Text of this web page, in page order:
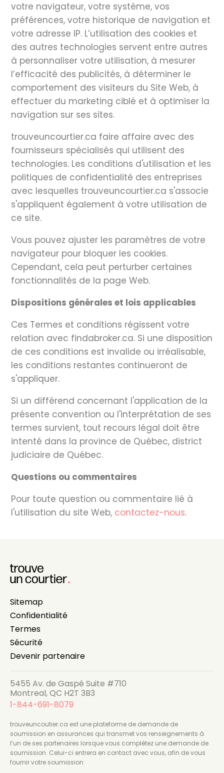
votre navigateur, votre système, vos
préférences, votre historique de navigation et
votre adresse IP. L’utilisation des cookies et
des autres technologies servent entre autres
à personnaliser votre utilisation, à mesurer
l’efficacité des publicités, à déterminer le
comportement des visiteurs du Site Web, à
effectuer du marketing ciblé et à optimiser la
navigation sur ses sites.
trouveuncourtier.ca faire affaire avec des
fournisseurs spécialisés qui utilisent des
technologies. Les conditions d'utilisation et les
politiques de confidentialité des entreprises
avec lesquelles trouveuncourtier.ca s'associe
s'appliquent également à votre utilisation de
ce site.
Vous pouvez ajuster les paramètres de votre
navigateur pour bloquer les cookies.
Cependant, cela peut perturber certaines
fonctionnalités de la page Web.
Dispositions générales et lois applicables
Ces Termes et conditions régissent votre
relation avec findabroker.ca. Si une disposition
de ces conditions est invalide ou irréalisable,
les conditions restantes continueront de
s'appliquer.
Si un différend concernant l'application de la
présente convention ou l'interprétation de ses
termes survient, tout recours légal doit être
intenté dans la province de Québec, district
judiciaire de Québec.
Questions ou commentaires
Pour toute question ou commentaire lié à
l'utilisation du site Web, contactez-nous.
Sitemap
Confidentialité
Termes
Sécurité
Devenir partenaire
5455 Av. de Gaspé Suite #710
Montreal, QC H2T 3B3
1-844-691-8079
trouveuncoutier.ca est une plateforme de demande de
soumission en assurances qui transmet vos renseignements à
l’un de ses partenaires lorsque vous complétez une demande de
soumission. Celui-ci entrera en contact avec vous, afin de vous
fournir votre soumission